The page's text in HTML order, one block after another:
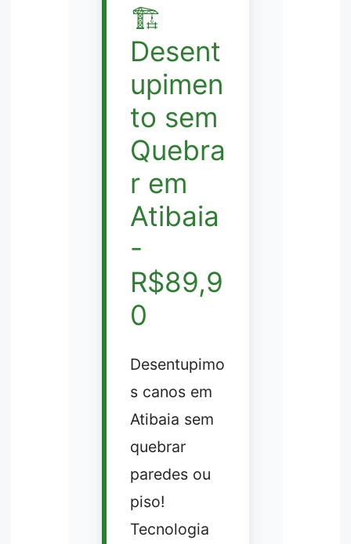
🏗️
Desent
upimen
to sem
Quebra
r em
Atibaia
-
R$89,9
0
Desentupimo
s canos em
Atibaia sem
quebrar
paredes ou
piso!
Tecnologia